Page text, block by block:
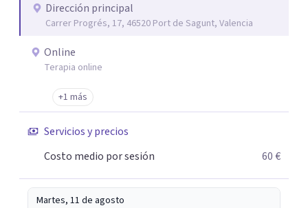
Dirección principal
Carrer Progrés, 17, 46520 Port de Sagunt, Valencia
Online
Terapia online
+1 más
Servicios y precios
Costo medio por sesión
60 €
Martes, 11 de agosto